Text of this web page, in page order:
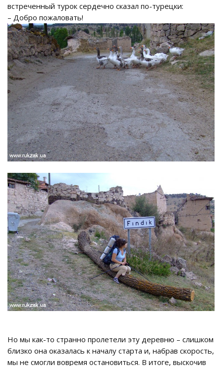
встреченный турок сердечно сказал по-турецки:
– Добро пожаловать!
Но мы как-то странно пролетели эту деревню – слишком
близко она оказалась к началу старта и, набрав скорость,
мы не смогли вовремя остановиться. В итоге, выскочив